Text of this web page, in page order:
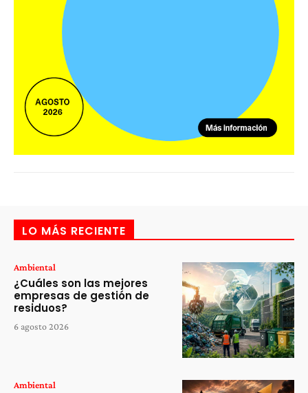
LO MÁS RECIENTE
Ambiental
¿Cuáles son las mejores
empresas de gestión de
residuos?
6 agosto 2026
Ambiental